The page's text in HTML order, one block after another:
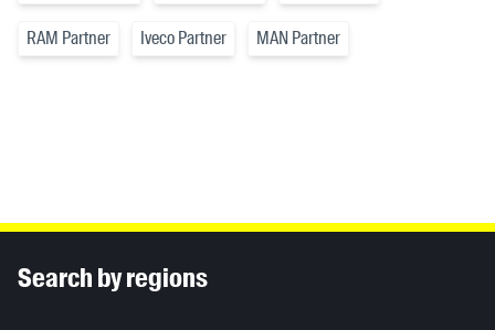
RAM Partner Iveco Partner MAN Partner
Search by regions